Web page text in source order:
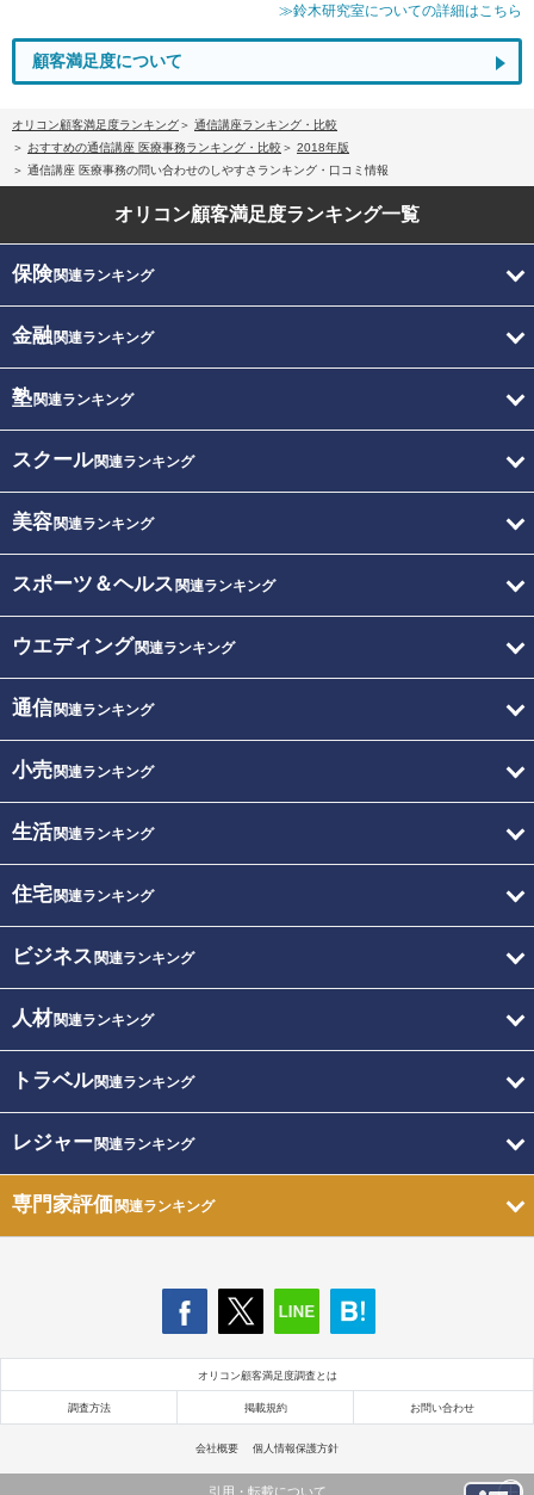
≫鈴木研究室についての詳細はこちら
顧客満足度について
オリコン顧客満足度ランキング
通信講座ランキング・比較
おすすめの通信講座 医療事務ランキング・比較
2018年版
通信講座 医療事務の問い合わせのしやすさランキング・口コミ情報
オリコン顧客満足度ランキング一覧
保険関連ランキング
金融関連ランキング
塾関連ランキング
スクール関連ランキング
美容関連ランキング
スポーツ＆ヘルス 関連ランキング
ウエディング関連ランキング
通信関連ランキング
小売関連ランキング
生活関連ランキング
住宅関連ランキング
ビジネス 関連ランキング
人材関連ランキング
トラベル関連ランキング
レジャー関連ランキング
専門家評価関連ランキング
オリコン顧客満足度調査とは
調査方法 掲載規約 お問い合わせ
会社概要 個人情報保護方針
引用・転載について